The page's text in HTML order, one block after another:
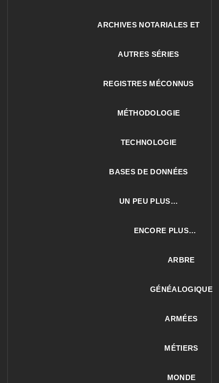
ARCHIVES NOTARIALES ET
AUTRES SÉRIES
REGISTRES MÉCONNUS
MÉTHODOLOGIE
TECHNOLOGIE
BASES DE DONNÉES
UN PEU PLUS…
ENCORE PLUS…
ARBRE
GÉNÉALOGIQUE
ARMÉES
MÉTIERS
MONDE